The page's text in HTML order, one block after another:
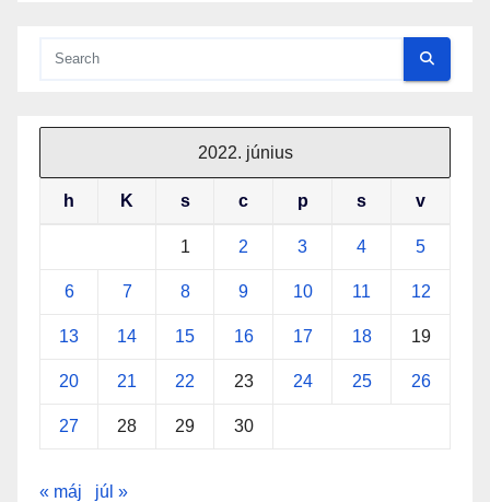
2022. június
h K s c p s v
1 2 3 4 5
6 7 8 9 10 11 12
13 14 15 16 17 18 19
20 21 22 23 24 25 26
27 28 29 30
« máj júl »